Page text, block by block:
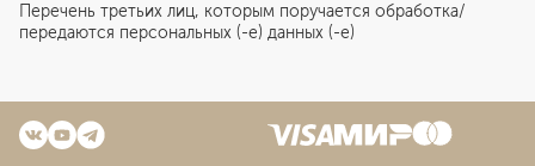
Перечень третьих лиц, которым поручается обработка/
передаются персональных (-е) данных (-е)